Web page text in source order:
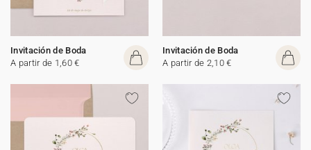
Invitación de Boda
A partir de 1,60 €
Invitación de Boda
A partir de 2,10 €